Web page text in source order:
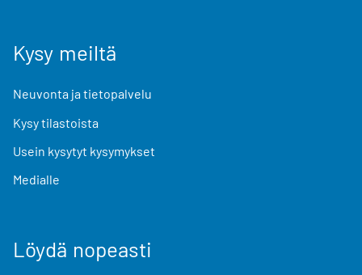
Kysy meiltä
Neuvonta ja tietopalvelu
Kysy tilastoista
Usein kysytyt kysymykset
Medialle
Löydä nopeasti